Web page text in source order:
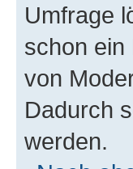
Umfrage
schon ein
von
Dadurch
werden.